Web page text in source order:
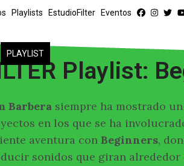
Playlists EstudioFilter Eventos
PLAYLIST
Playlist:
Barbera siempre ha mostrado
en los que se ha
aventura con Beginners,
sonidos que giran